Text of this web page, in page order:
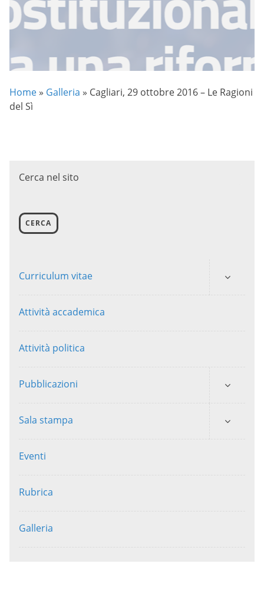
Home » Galleria » Cagliari, 29 ottobre 2016 – Le Ragioni
del Sì
Cerca nel sito
CERCA
Curriculum vitae
Attività accademica
Attività politica
Pubblicazioni
Sala stampa
Eventi
Rubrica
Galleria